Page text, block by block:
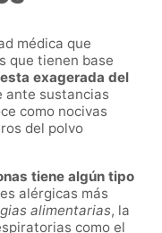
médica que
que tienen base
exagerada del
ante sustancias
como nocivas
del polvo
tiene algún tipo
alérgicas más
alimentarias, la
como el